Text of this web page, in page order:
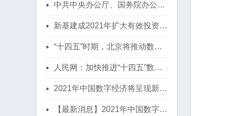
版）》
中共中央办公厅、国务院办公厅
等新技术基础设施建设！
新基建成2021年扩大有效投资重
省级“点线心站台园”
“十四五”时期，北京将推动数字
人民网：加快推进“十四五”数字
2021年中国数字经济将呈现新格
【最新消息】2021年中国数字经